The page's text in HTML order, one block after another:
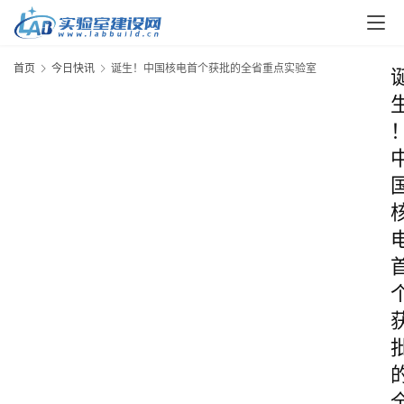
首页 今日快讯 诞生！中国核电首个获批的全省重点实验室